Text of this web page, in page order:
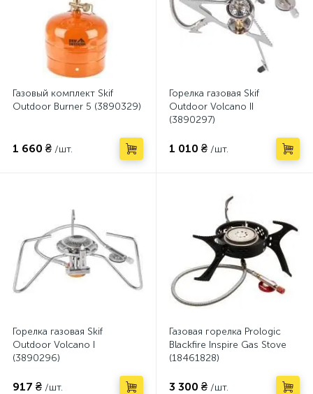
Газовый комплект Skif
Outdoor Burner 5 (3890329)
1 660 ₴ /шт.
Горелка газовая Skif
Outdoor Volcano II
(3890297)
1 010 ₴ /шт.
Горелка газовая Skif
Outdoor Volcano I
(3890296)
917 ₴ /шт.
Газовая горелка Prologic
Blackfire Inspire Gas Stove
(18461828)
3 300 ₴ /шт.